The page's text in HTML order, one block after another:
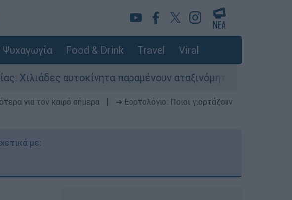
Ψυχαγωγία Food & Drink Travel Viral
παραμένουν αταξινόμητα - Λύση αναζητά το
για τον καιρό σήμερα
➔ Εορτολόγιο: Ποιοι γιορτάζουν
με: